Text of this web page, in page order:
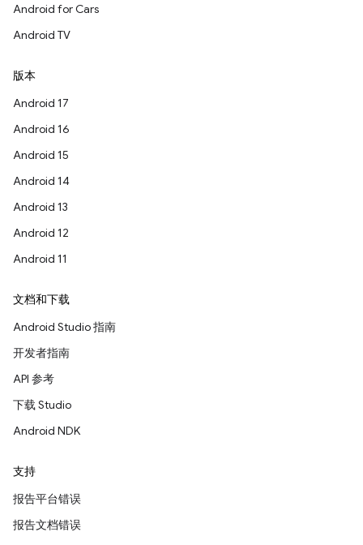
Android for Cars
Android TV
版本
Android 17
Android 16
Android 15
Android 14
Android 13
Android 12
Android 11
文档和下载
Android Studio 指南
开发者指南
API 参考
下载 Studio
Android NDK
支持
报告平台错误
报告文档错误